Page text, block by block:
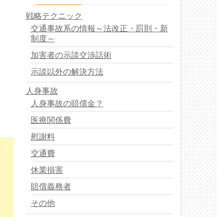
戦略テクニック
交通事故系の情報～法改正・罰則・新
制度～
加害者の示談交渉話術
示談以外の解決方法
人身事故
人身事故の賠償金？
医療関係費
慰謝料
交通費
休業損害
賠償義務者
その他